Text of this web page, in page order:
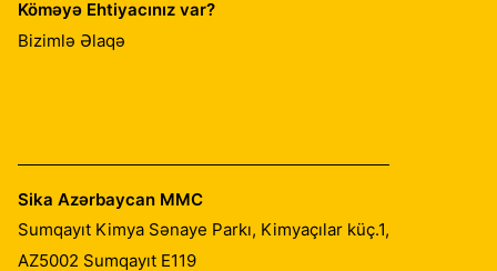
Köməyə Ehtiyacınız var?
Bizimlə Əlaqə
Sika Azərbaycan MMC
Sumqayıt Kimya Sənaye Parkı, Kimyaçılar küç.1,
AZ5002 Sumqayıt E119